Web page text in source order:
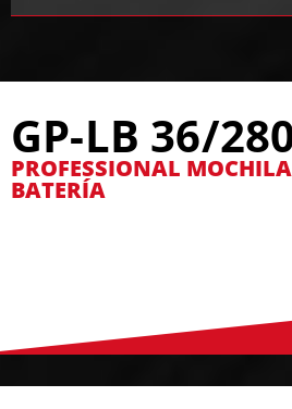
GP-LB 36/
PROFESSIONAL
BATERÍA